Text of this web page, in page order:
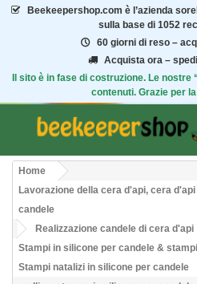
Beekeepershop.com è l’azienda
sulla base di 1052
60 giorni di reso –
Acquista ora –
Il sito è in fase di costruzione. Le
contenuti. Grazie per
Home
Lavorazione della cera d'api, cera
candele
Realizzazione candele di cera d'api
Stampi in silicone per candele &
Stampi natalizi in silicone per candele